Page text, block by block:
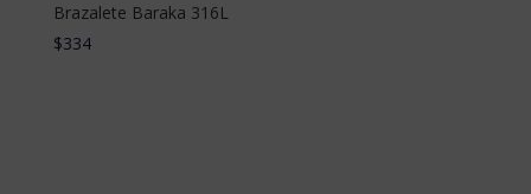
Brazalete Baraka 316L
$334